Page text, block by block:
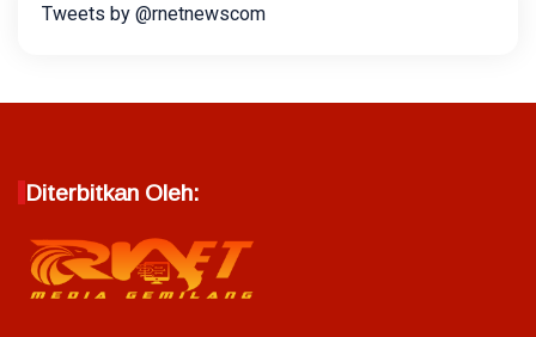
Tweets by @rnetnewscom
Diterbitkan Oleh: